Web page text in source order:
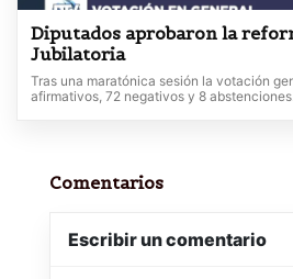
Diputados aprobaron la
Jubilatoria
Tras una maratónica sesión la votación
afirmativos, 72 negativos y 8 abstenciones.
Comentarios
Escribir un comentario